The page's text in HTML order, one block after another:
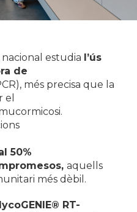
estudia l’ús
de
, més precisa que la
el
50%
aquells
més dèbil.
RT-